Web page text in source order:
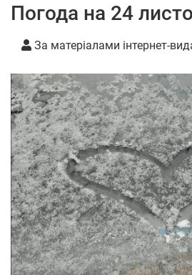
Погода на 24
За матеріалами інтернет-